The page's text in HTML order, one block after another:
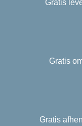
Gratis
Gratis
Gratis